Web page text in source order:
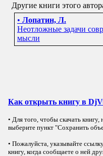
Другие книги этого
• Лопатин, Л.
Неотложные задачи
мысли
Как открыть книгу в
• Для того, чтобы скачать
выберите пункт "Сохранить
• Пожалуйста, указывайте
книгу, когда сообщаете о ней